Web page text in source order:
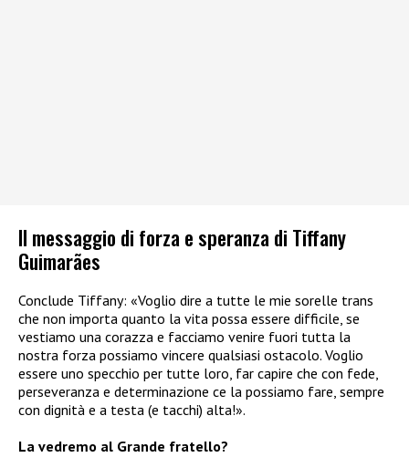
Il messaggio di forza e speranza di Tiffany
Guimarães
Conclude Tiffany: «Voglio dire a tutte le mie sorelle trans
che non importa quanto la vita possa essere difficile, se
vestiamo una corazza e facciamo venire fuori tutta la
nostra forza possiamo vincere qualsiasi ostacolo. Voglio
essere uno specchio per tutte loro, far capire che con fede,
perseveranza e determinazione ce la possiamo fare, sempre
con dignità e a testa (e tacchi) alta!».
La vedremo al Grande fratello?